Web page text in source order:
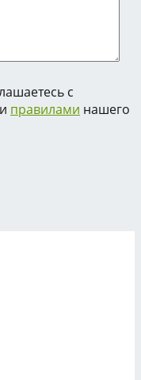
с
правилами нашего